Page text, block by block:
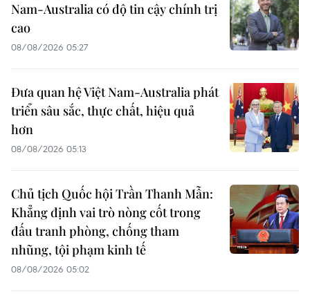
Nam-Australia có độ tin cậy chính trị
cao
08/08/2026 05:27
Đưa quan hệ Việt Nam-Australia phát
triển sâu sắc, thực chất, hiệu quả
hơn
08/08/2026 05:13
Chủ tịch Quốc hội Trần Thanh Mẫn:
Khẳng định vai trò nòng cốt trong
đấu tranh phòng, chống tham
nhũng, tội phạm kinh tế
08/08/2026 05:02